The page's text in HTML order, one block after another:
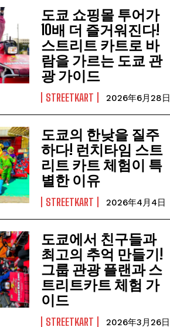
도쿄 쇼핑몰 투어가
10배 더 즐거워진다!
스트리트 카트로 바
람을 가르는 도쿄 관
광 가이드
STREETKART 2026年6月28日
도쿄의 한낮을 질주
하다! 런치타임 스트
리트 카트 체험이 특
별한 이유
STREETKART 2026年4月4日
도쿄에서 친구들과
최고의 추억 만들기!
그룹 관광 플랜과 스
트리트카트 체험 가
이드
STREETKART 2026年3月26日